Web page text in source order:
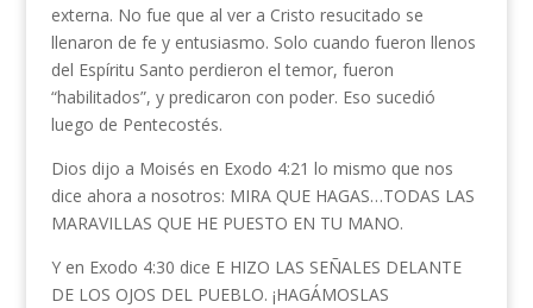
externa. No fue que al ver a Cristo resucitado se
llenaron de fe y entusiasmo. Solo cuando fueron llenos
del Espíritu Santo perdieron el temor, fueron
“habilitados”, y predicaron con poder. Eso sucedió
luego de Pentecostés.
Dios dijo a Moisés en Exodo 4:21 lo mismo que nos
dice ahora a nosotros: MIRA QUE HAGAS…TODAS LAS
MARAVILLAS QUE HE PUESTO EN TU MANO.
Y en Exodo 4:30 dice E HIZO LAS SEÑALES DELANTE
DE LOS OJOS DEL PUEBLO. ¡HAGÁMOSLAS